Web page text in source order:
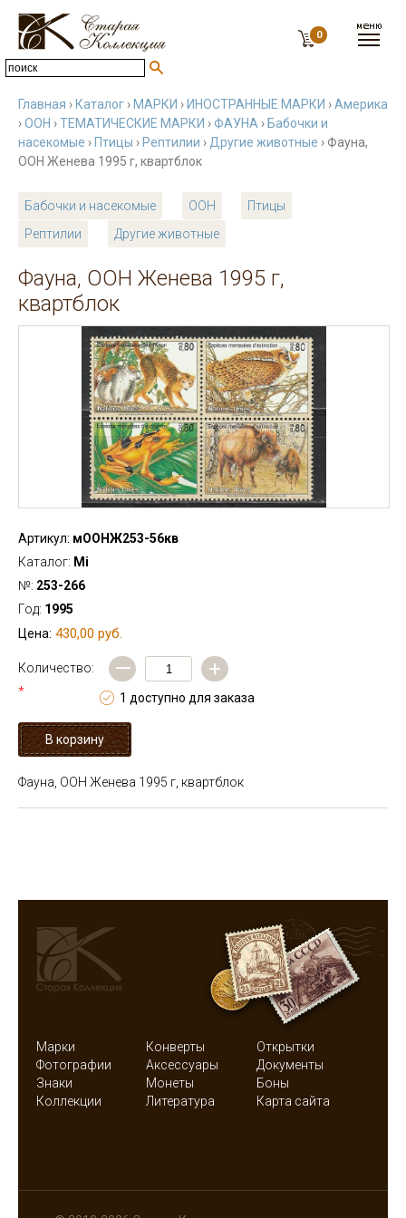
0
Главная › Каталог › МАРКИ › ИНОСТРАННЫЕ МАРКИ ›Америка
›ООН ›ТЕМАТИЧЕСКИЕ МАРКИ ›ФАУНА › Бабочки и
насекомые › Птицы › Рептилии › Другие животные › Фауна,
ООН Женева 1995 г, квартблок
Бабочки и насекомые ООН
Птицы
Рептилии
Другие животные
Фауна, ООН Женева 1995 г,
квартблок
Артикул: мООНЖ253-56кв
Каталог: Mi
№: 253-266
Год: 1995
Цена: 430,00 руб.
Количество:
*
— +
1 доступно для заказа
Фауна, ООН Женева 1995 г, квартблок
Марки Конверты
Открытки
Фотографии
Аксессуары
Документы
Знаки
Монеты
Боны
Коллекции
Литература Карта сайта